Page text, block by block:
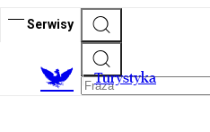
Serwisy
Turystyka